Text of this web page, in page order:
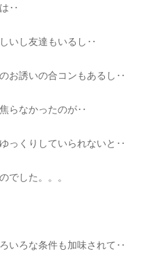
‥
いし友達もいるし‥
お誘いの合コンもあるし‥
らなかったのが‥
っくりしていられないと‥
でした。。。
いろな条件も加味されて‥